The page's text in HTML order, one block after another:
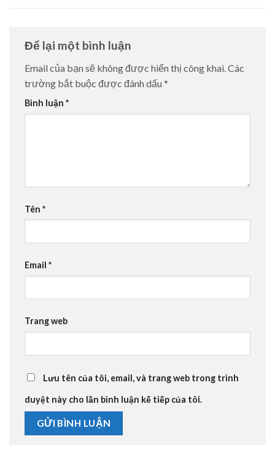
Để lại một bình luận
Email của bạn sẽ không được hiển thị công khai.Các
trường bắt buộc được đánh dấu *
Bình luận *
Tên *
Email *
Trang web
Lưu tên của tôi, email, và trang web trong trình
duyệt này cho lần bình luận kế tiếp của tôi.